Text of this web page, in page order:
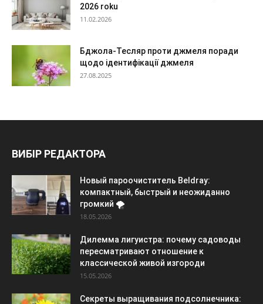
2026 roku
11.02.2026
Бджола-Тесляр проти джмеля поради
щодо ідентифікації джмеля
27.08.2025
ВИБІР РЕДАКТОРА
Новый пароочиститель Beldray:
компактный, быстрый и неожиданно
громкий 🌪️
18.05.2026
Дилемма лигуистра: почему садоводы
пересматривают отношение к
классической живой изгороди
15.05.2026
Секреты выращивания подсолнечника: